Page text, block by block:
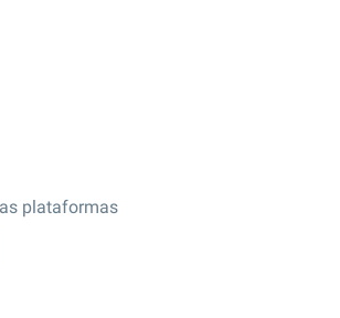
plataformas